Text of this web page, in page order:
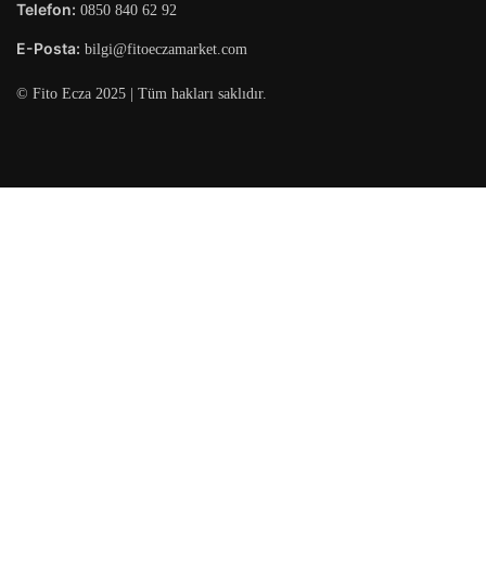
Telefon: 0850 840 62 92
E-Posta: bilgi@fitoeczamarket.com
© Fito Ecza 2025 | Tüm hakları saklıdır.